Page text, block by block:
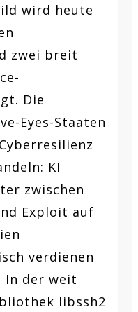
wird heute
zwei breit
Die
Eyes-Staaten
KI
zwischen
Exploit auf
verdienen
In der weit
libssh2